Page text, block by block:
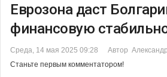
Еврозона даст
финансовую
Среда, 14 мая 2025 09:28
Автор
Станьте первым комментатором!